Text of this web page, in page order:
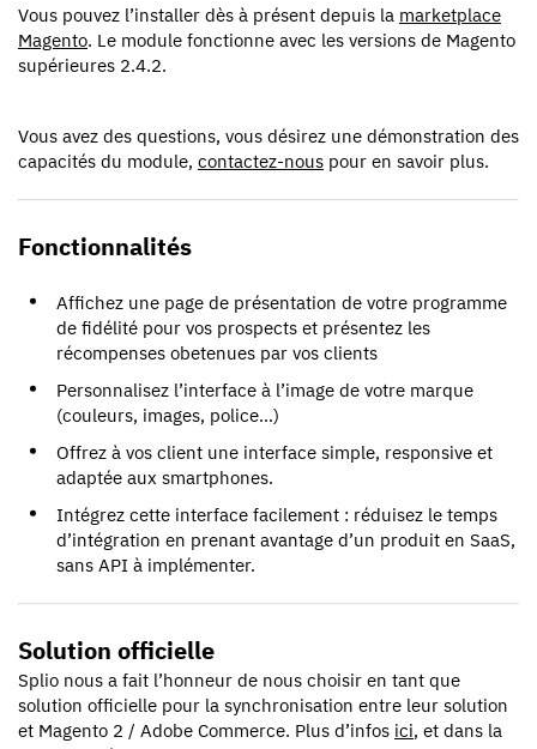
Vous pouvez l’installer dès à présent depuis la marketplace
Magento. Le module fonctionne avec les versions de Magento
supérieures 2.4.2.
Vous avez des questions, vous désirez une démonstration des
capacités du module, contactez-nous pour en savoir plus.
Fonctionnalités
Affichez une page de présentation de votre programme
de fidélité pour vos prospects et présentez les
récompenses obetenues par vos clients
Personnalisez l’interface à l’image de votre marque
(couleurs, images, police…)
Offrez à vos client une interface simple, responsive et
adaptée aux smartphones.
Intégrez cette interface facilement : réduisez le temps
d’intégration en prenant avantage d’un produit en SaaS,
sans API à implémenter.
Solution officielle
Splio nous a fait l’honneur de nous choisir en tant que
solution officielle pour la synchronisation entre leur solution
et Magento 2 / Adobe Commerce. Plus d’infos ici, et dans la